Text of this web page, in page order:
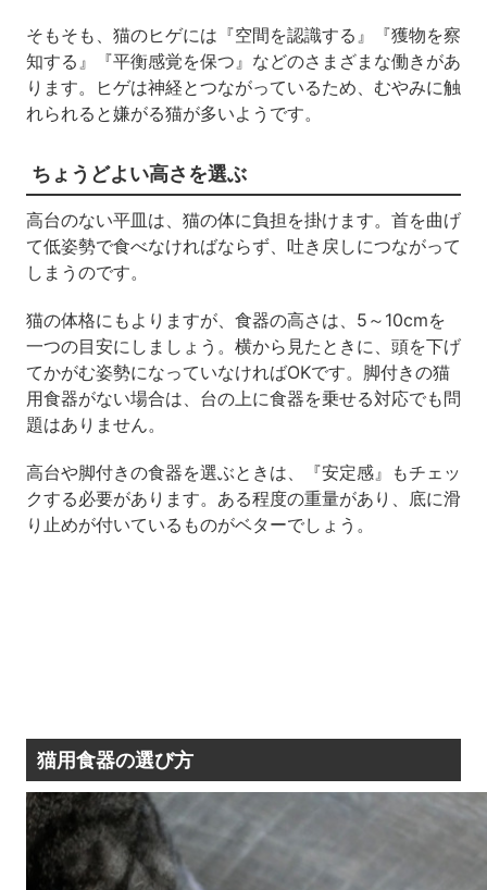
そもそも、猫のヒゲには『空間を認識する』『獲物を察
知する』『平衡感覚を保つ』などのさまざまな働きがあ
ります。ヒゲは神経とつながっているため、むやみに触
れられると嫌がる猫が多いようです。
ちょうどよい高さを選ぶ
高台のない平皿は、猫の体に負担を掛けます。首を曲げ
て低姿勢で食べなければならず、吐き戻しにつながって
しまうのです。
猫の体格にもよりますが、食器の高さは、5～10cmを
一つの目安にしましょう。横から見たときに、頭を下げ
てかがむ姿勢になっていなければOKです。脚付きの猫
用食器がない場合は、台の上に食器を乗せる対応でも問
題はありません。
高台や脚付きの食器を選ぶときは、『安定感』もチェッ
クする必要があります。ある程度の重量があり、底に滑
り止めが付いているものがベターでしょう。
猫用食器の選び方